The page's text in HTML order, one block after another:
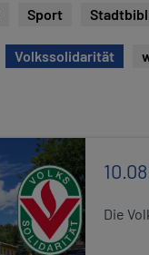
Sport
Volkssolidarität
Die